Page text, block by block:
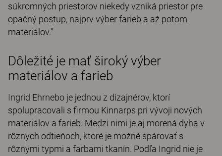
súkromných ​​priestorov niekedy vzniká priestor pre
opačný postup, najprv výber farieb a až potom
materiálov."
Dôležité je mať široký výber
materiálov a farieb
Ingrid Ehrnebo je jednou z dizajnérov, ktorí
spolupracovali s firmou Kinnarps pri vývoji nových
materiálov a farieb. Medzi nimi je aj morená dyha v
rôznych odtieňoch, ktoré je možné spárovať s
rôznymi typmi a farbami tkanín. Podľa Ingrid nie je